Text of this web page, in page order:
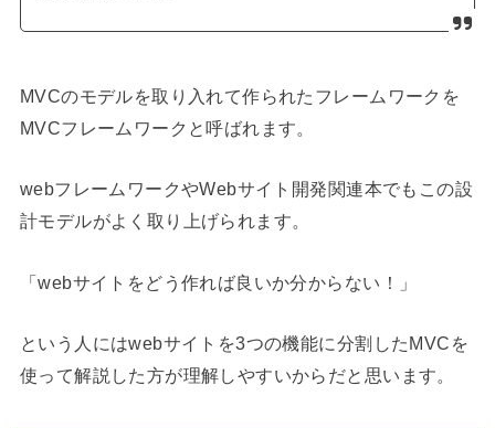
MVCのモデルを取り入れて作られたフレームワークを
MVCフレームワークと呼ばれます。
webフレームワークやWebサイト開発関連本でもこの設
計モデルがよく取り上げられます。
「webサイトをどう作れば良いか分からない！」
という人にはwebサイトを3つの機能に分割したMVCを
使って解説した方が理解しやすいからだと思います。